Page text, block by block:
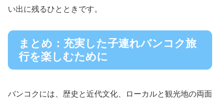
い出に残るひとときです。
まとめ：充実した子連れバンコク旅
行を楽しむために
バンコクには、歴史と近代文化、ローカルと観光地の両面